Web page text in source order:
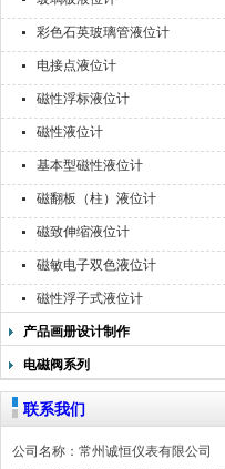
彩色石英玻璃管液位计
电接点液位计
磁性浮标液位计
磁性液位计
基本型磁性液位计
磁翻板（柱）液位计
磁致伸缩液位计
磁敏电子双色液位计
磁性浮子式液位计
产品画册设计制作
电磁阀系列
联系我们
公司名称：常州诚恒仪表有限公司